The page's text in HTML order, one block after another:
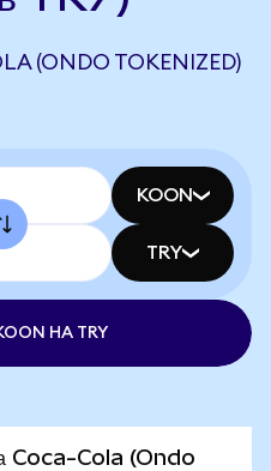
(ONDO TOKENIZED)
KOON
TRY
НА TRY
Coca-Cola (Ondo